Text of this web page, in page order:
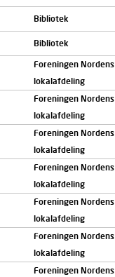
Bibliotek
Bibliotek
Foreningen Nordens
lokalafdeling
Foreningen Nordens
lokalafdeling
Foreningen Nordens
lokalafdeling
Foreningen Nordens
lokalafdeling
Foreningen Nordens
lokalafdeling
Foreningen Nordens
lokalafdeling
Foreningen Nordens